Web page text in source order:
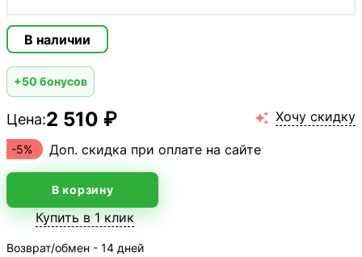
В наличии
+50 бонусов
Цена:2 510 ₽  Хочу скидку
-5% Доп. скидка при оплате на сайте
В корзину
Купить в 1 клик
Возврат/обмен - 14 дней